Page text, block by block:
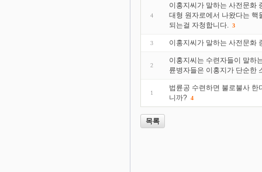
4
이홍지씨가 말하는 사전문화
대형 원자로에서 나왔다는 핵
되는걸 자청합니다.
3
3 이홍지씨가 말하는 사전문화
2
이홍지씨는 수련자들이 말하
륜병자들은 이홍지가 단순한
1
법륜공 수련하면 불로불사
니까? 4
목록